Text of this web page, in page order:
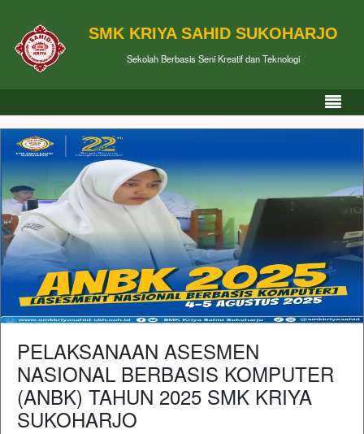
SMK KRIYA SAHID SUKOHARJO
Sekolah Berbasis Seni Kreatif dan Teknologi
PELAKSANAAN ASESMEN
NASIONAL BERBASIS KOMPUTER
(ANBK) TAHUN 2025 SMK KRIYA
SUKOHARJO